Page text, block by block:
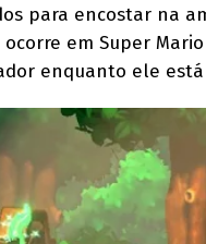
para encostar na
ocorre em Super
enquanto ele